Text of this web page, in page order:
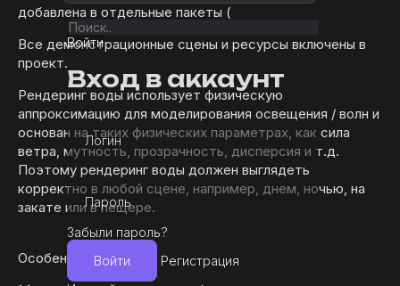
Войти
Вход в аккаунт
Логин
Пароль
Забыли пароль?
Войти
Регистрация
добавлена в отдельные пакеты (
Все демонстрационные сцены и ресурсы включены в
проект.
Рендеринг воды использует физическую
аппроксимацию для моделирования освещения / волн и
основан на таких физических параметрах, как сила
ветра, мутность, прозрачность, дисперсия и т.д.
Поэтому рендеринг воды должен выглядеть
корректно в любой сцене, например, днем, ночью, на
закате или в пещере.
Особенности: